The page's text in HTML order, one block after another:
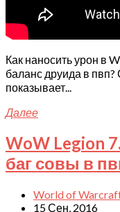
Как наносить урон в
баланс друида в пвп?
показывает...
Далее
WoW Legion
баг совы в
World of
15 Сен, 2016